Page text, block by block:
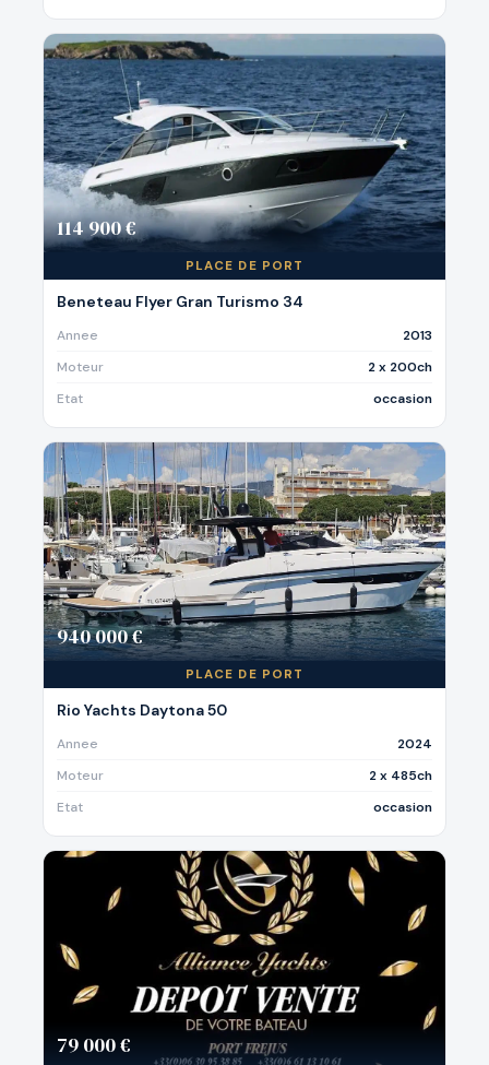
114 900 €
PLACE DE PORT
Beneteau Flyer Gran Turismo 34
Annee
2013
Moteur
2 x 200ch
Etat
occasion
940 000 €
PLACE DE PORT
Rio Yachts Daytona 50
Annee
2024
Moteur
2 x 485ch
Etat
occasion
79 000 €